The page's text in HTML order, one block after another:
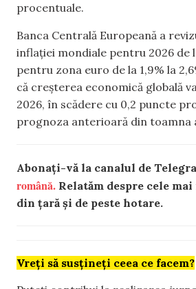
procentuale.
Banca Centrală Europeană a
inflației mondiale pentru 2026 de
pentru zona euro de la 1,9% la
că creșterea economică globală
2026, în scădere cu 0,2 puncte
prognoza anterioară din toamna
Abonați-vă la canalul de
română. Relatăm despre cele
din țară și de peste hotare.
Vreți să susțineți ceea ce facem?